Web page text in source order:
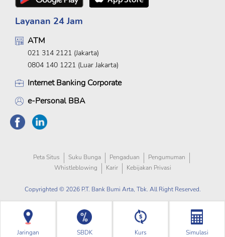
Jaringan SBDK Kurs Simulasi
Layanan 24 Jam
ATM
021 314 2121 (Jakarta)
0804 140 1221 (Luar Jakarta)
Internet Banking Corporate
e-Personal BBA
Peta Situs Suku Bunga Pengaduan
Pengumuman
Whistleblowing
Karir Kebijakan Privasi
Copyrighted © 2026 P.T. Bank Bumi Arta, Tbk. All Right Reserved.